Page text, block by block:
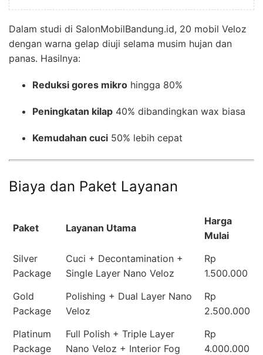
Dalam studi di SalonMobilBandung.id, 20 mobil Veloz
dengan warna gelap diuji selama musim hujan dan
panas. Hasilnya:
Reduksi gores mikro hingga 80%
Peningkatan kilap 40% dibandingkan wax biasa
Kemudahan cuci 50% lebih cepat
Biaya dan Paket Layanan
Paket Layanan Utama
Harga
Mulai
Silver
Package
Cuci + Decontamination +
Single Layer Nano Veloz
Rp
1.500.000
Gold
Package
Polishing + Dual Layer Nano
Veloz
Rp
2.500.000
Platinum
Package
Full Polish + Triple Layer
Nano Veloz + Interior Fog
Rp
4.000.000